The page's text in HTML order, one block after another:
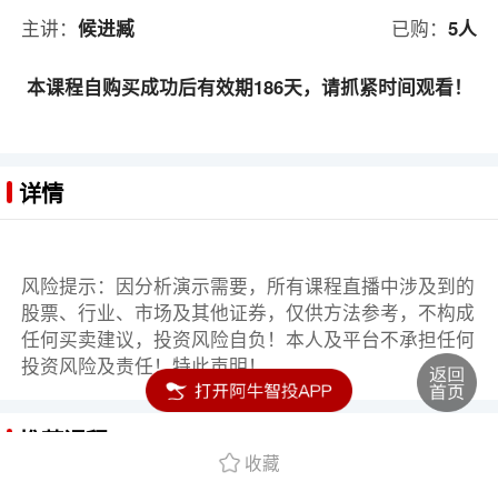
主讲：候进臧 已购： 5人
本课程自购买成功后有效期186天，请抓紧时间观看！
详情
风险提示：因分析演示需要，所有课程直播中涉及到的
股票、行业、市场及其他证券，仅供方法参考，不构成
任何买卖建议，投资风险自负！本人及平台不承担任何
投资风险及责任！特此声明！
推荐课程
收藏